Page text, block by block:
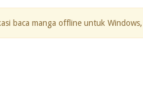
baca manga offline untuk